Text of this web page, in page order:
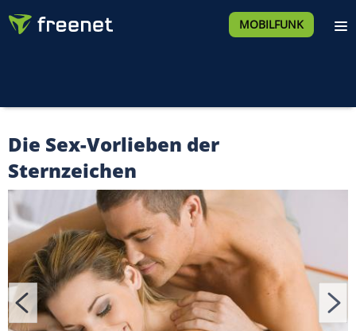
MOBILFUNK
Die Sex-Vorlieben der
Sternzeichen